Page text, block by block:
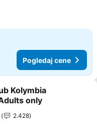
Pogledaj cene
u favorite
Kolymbia
only
2.428